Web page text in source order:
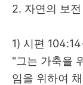
2. 자연의 보전
1) 시편
"그는 가축을
임을 위하여